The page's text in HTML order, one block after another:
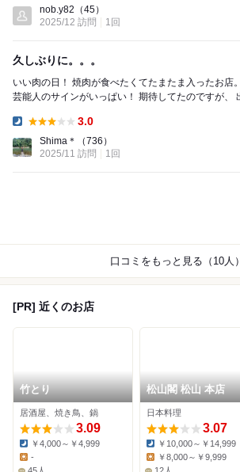
nob.y82 （45）
2025/12 訪問
1回
久しぶりに。。。
いい肉の日！ 焼肉が食べたくてたまたま入ったお店。 映画村が近いので
芸能人のサインがいっぱい！ 期待してたのですが、 出てくるお肉はどれ
3.0
Shima＊
（736）
2025/11 訪問
1回
口コミをもっと見る（10人）
[PR] 近くのお店
竹とり
居酒屋、焼き鳥、鍋
3.09
Dinner:
￥4,000～￥4,999
Lunch:
-
松山閣 松山 本店
日本料理
3.07
Dinner:
￥10,000～￥14,999
Lunch:
￥8,000～￥9,999